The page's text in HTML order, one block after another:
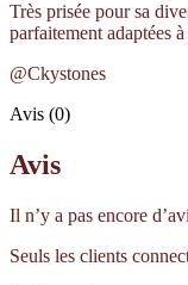
Très prisée pour sa
parfaitement adaptées
@Ckystones
Avis (0)
Avis
Il n’y a pas encore
Seuls les clients